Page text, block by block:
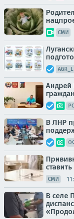
СМИ
Андрей
граждан
В ЛНР
СМИ
В селе